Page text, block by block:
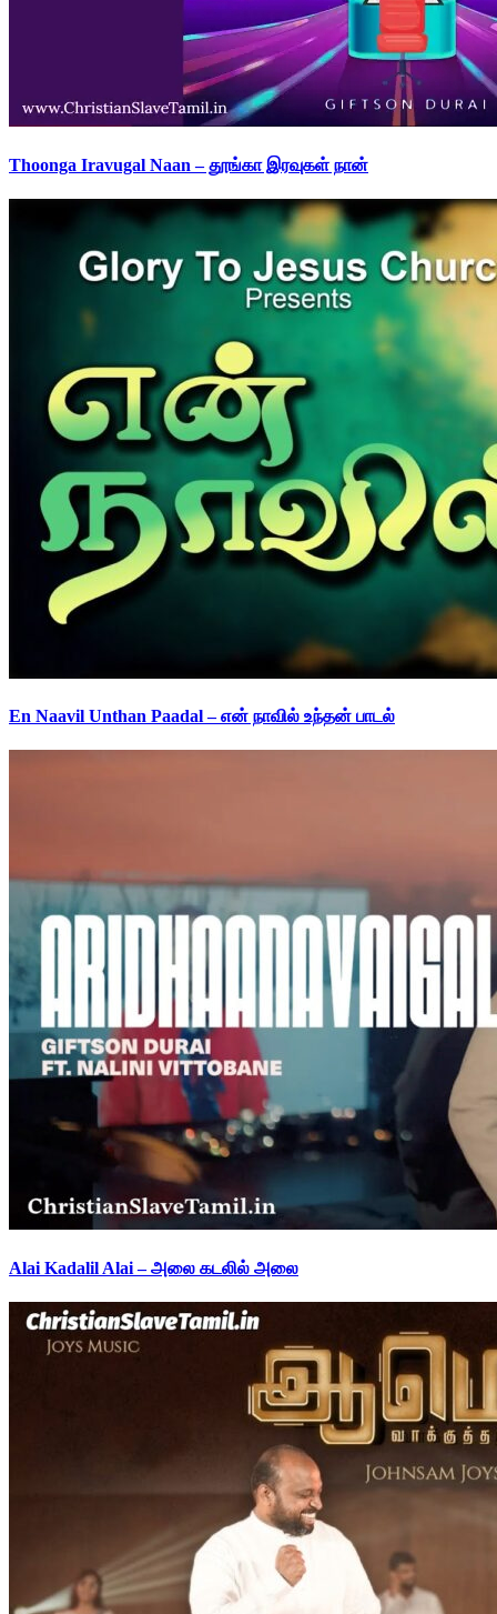
Thoonga Iravugal Naan – தூங்கா இரவுகள் நான்
En Naavil Unthan Paadal – என் நாவில் உந்தன் பாடல்
Alai Kadalil Alai – அலை கடலில் அலை